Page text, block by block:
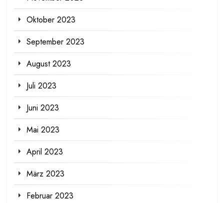
Oktober 2023
September 2023
August 2023
Juli 2023
Juni 2023
Mai 2023
April 2023
März 2023
Februar 2023